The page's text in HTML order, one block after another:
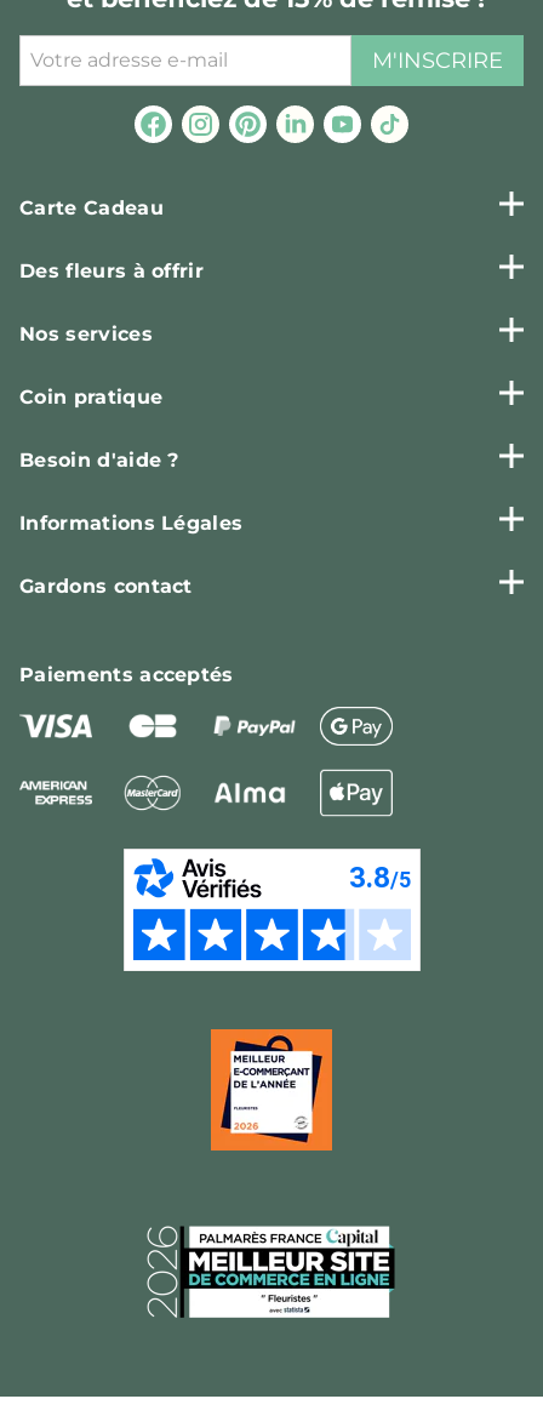
M'INSCRIRE
Carte Cadeau
Des fleurs à offrir
Nos services
Coin pratique
Besoin d'aide ?
Informations Légales
Gardons contact
Paiementsacceptés